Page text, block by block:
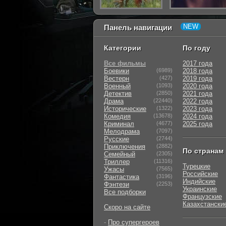
Панель навигации
Категории
Все фильмы
Боевики
(6989)
Вестерн (427)
Военный (1093)
Детектив (2850)
Драма (22440)
Исторические (1322)
Комедия (13678)
Криминал (4677)
Мелодрама (7097)
Русские (2744)
Приключения (2882)
Семейный (2305)
Триллер (11316)
Ужасы (7565)
Фантастика (3196)
Фэнтези (2253)
Все подборки
Скоро на сайте
- Про супергероев
По году
2017 года
2018 года
2019 года
2020 года
2021 года
2022 года
2023 года
2024 года
2025 года
По странам
Турецкие
Российские
Индийские
Украинские
Французские